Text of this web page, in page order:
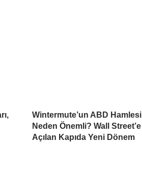
Wintermute’un ABD Hamlesi
Neden Önemli? Wall Street’e
Açılan Kapıda Yeni Dönem